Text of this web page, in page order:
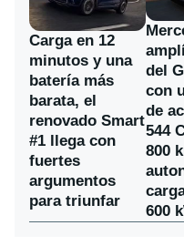
Carga en 12
minutos y una
batería más
barata, el
renovado Smart
#1 llega con
fuertes
argumentos
para triunfar
del
con
de
544
800
600